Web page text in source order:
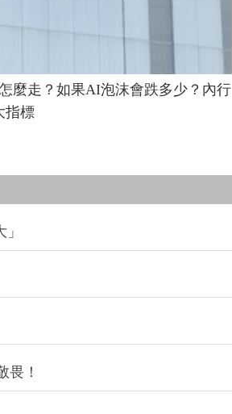
麼走？如果AI泡沫會跌多少？內行
指標
畏！